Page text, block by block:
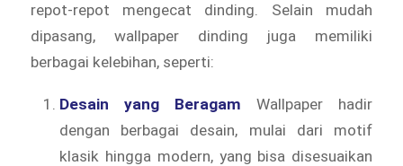
repot-repot mengecat dinding. Selain mudah
dipasang, wallpaper dinding juga memiliki
berbagai kelebihan, seperti:
Desain yang Beragam Wallpaper hadir
dengan berbagai desain, mulai dari motif
klasik hingga modern, yang bisa disesuaikan